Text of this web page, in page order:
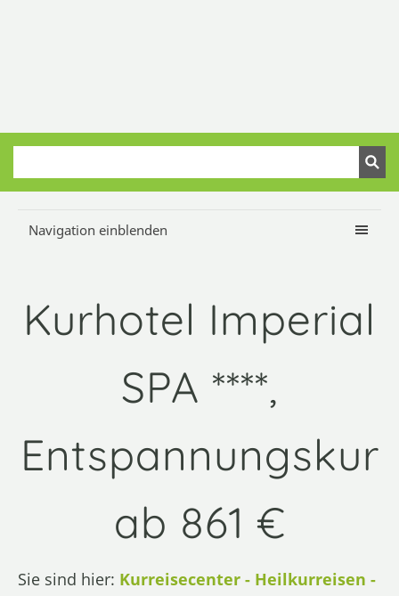
Navigation einblenden
Kurhotel Imperial
SPA ****,
Entspannungskur
ab 861 €
Sie sind hier: Kurreisecenter - Heilkurreisen -